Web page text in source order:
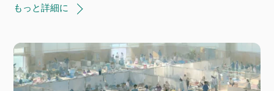
もっと詳細に